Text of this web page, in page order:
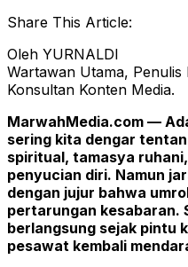
Share This Article:
Oleh YURNALDI
Wartawan Utama, Penulis
Konsultan Konten Media.
MarwahMedia.com —
sering kita dengar
spiritual, tamasya
penyucian diri. Namun
dengan jujur bahwa
pertarungan kesabaran.
berlangsung sejak pintu
pesawat kembali